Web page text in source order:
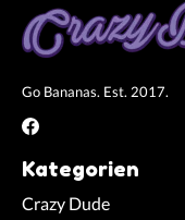
Go Bananas. Est. 2017.
Kategorien
Crazy Dude